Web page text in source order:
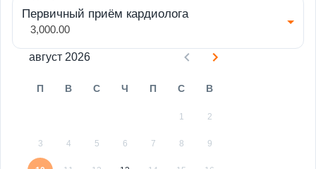
Первичный приём кардиолога
3,000.00
август 2026
П В С Ч П С В
1 2
3 4 5 6 7 8 9